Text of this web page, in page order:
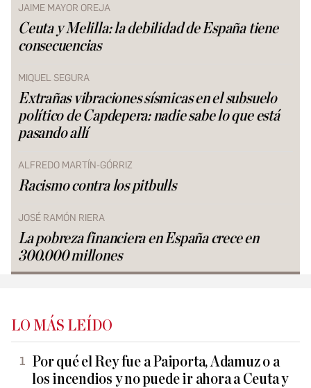
JAIME MAYOR OREJA
Ceuta y Melilla: la debilidad de España tiene
consecuencias
MIQUEL SEGURA
Extrañas vibraciones sísmicas en el subsuelo
político de Capdepera: nadie sabe lo que está
pasando allí
ALFREDO MARTÍN-GÓRRIZ
Racismo contra los pitbulls
JOSÉ RAMÓN RIERA
La pobreza financiera en España crece en
300.000 millones
LO MÁS LEÍDO
Por qué el Rey fue a Paiporta, Adamuz o a
los incendios y no puede ir ahora a Ceuta y